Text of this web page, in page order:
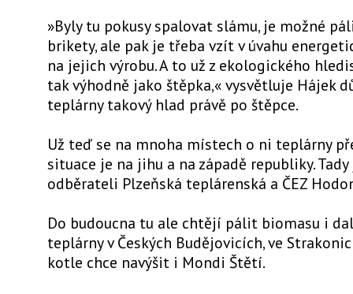
»Byly tu pokusy spalovat slámu, je možné
brikety, ale pak je třeba vzít v úvahu
na jejich výrobu. A to už z ekologického
tak výhodně jako štěpka,« vysvětluje Hájek
teplárny takový hlad právě po štěpce.
Už teď se na mnoha místech o ni teplárny
situace je na jihu a na západě republiky.
odběrateli Plzeňská teplárenská a ČEZ
Do budoucna tu ale chtějí pálit biomasu i
teplárny v Českých Budějovicích, ve
kotle chce navýšit i Mondi Štětí.